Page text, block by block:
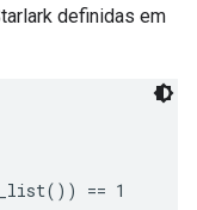
definidas em
== 1